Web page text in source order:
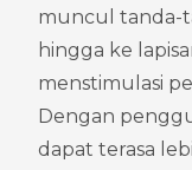
muncul tanda-
hingga ke
menstimulasi
Dengan
dapat terasa